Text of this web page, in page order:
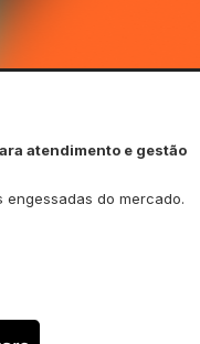
atendimento e gestão
engessadas do mercado.